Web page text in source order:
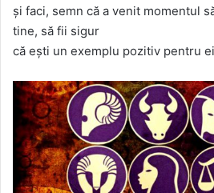
și faci, semn că a venit momentul
tine, să fii sigur
că ești un exemplu pozitiv pentru